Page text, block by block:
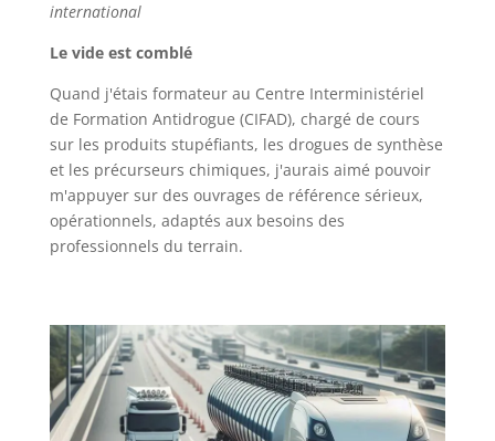
international
Le vide est comblé
Quand j'étais formateur au Centre Interministériel
de Formation Antidrogue (CIFAD), chargé de cours
sur les produits stupéfiants, les drogues de synthèse
et les précurseurs chimiques, j'aurais aimé pouvoir
m'appuyer sur des ouvrages de référence sérieux,
opérationnels, adaptés aux besoins des
professionnels du terrain.